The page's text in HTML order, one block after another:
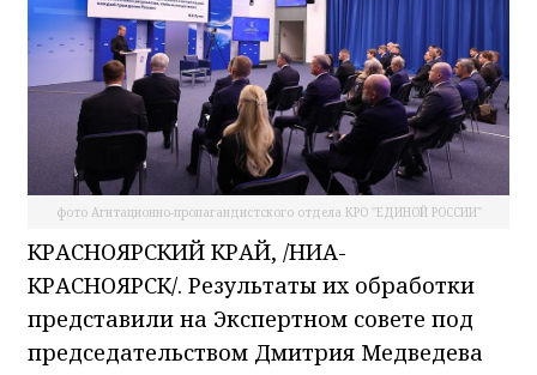
фото Агитационно-пропагандистского отдела КРО "ЕДИНОЙ РОССИИ"
КРАСНОЯРСКИЙ КРАЙ, /НИА-
КРАСНОЯРСК/. Результаты их обработки
представили на Экспертном совете под
председательством Дмитрия Медведева